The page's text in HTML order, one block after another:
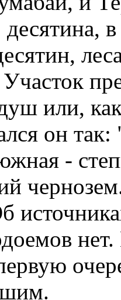
десятина,
или,
он
-
нет.